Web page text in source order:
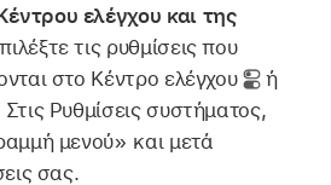
ελέγχου και της
τις ρυθμίσεις που
στο Κέντρο ελέγχου
ή
Ρυθμίσεις συστήματος,
μενού» και μετά
σας.